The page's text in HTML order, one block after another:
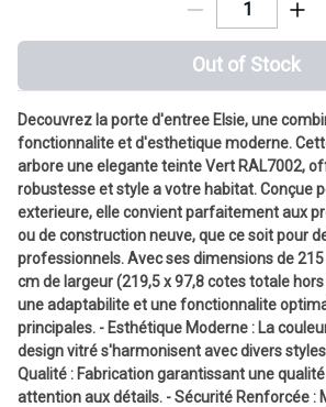
Out of Stock
Decouvrez la porte d'entree Elsie, une
fonctionnalite et d'esthetique moderne.
arbore une elegante teinte Vert RAL7002,
robustesse et style a votre habitat. Conçue
exterieure, elle convient parfaitement aux
ou de construction neuve, que ce soit pour
professionnels. Avec ses dimensions de
cm de largeur (219,5 x 97,8 cotes totale
une adaptabilite et une fonctionnalite
principales. - Esthétique Moderne : La
design vitré s'harmonisent avec divers
Qualité : Fabrication garantissant une
attention aux détails. - Sécurité Renforcée :